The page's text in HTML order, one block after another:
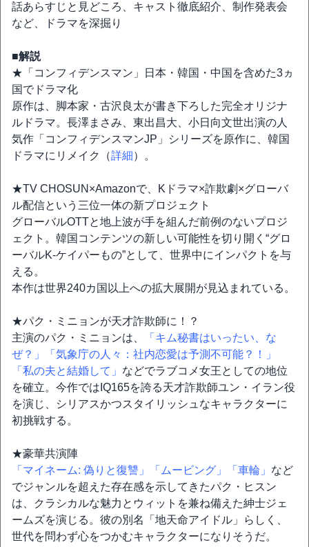
話あらすじと見どころ、キャスト徹底紹介、制作発表会
など、ドラマを深掘り
■解説
★「コンフィデンスマン」日本・韓国・中国を含めた3ヵ
国でドラマ化
原作は、脚本家・古沢良太が書き下ろした完全オリジナ
ルドラマ。長澤まさみ、東出昌大、小日向文世出演の人
気作「コンフィデンスマンJP」シリーズを原作に、韓国
ドラマにリメイク（詳細）。
★TV CHOSUN×Amazonで、Kドラマ×詐欺劇×グローバ
ル配信という三位一体の新プロジェクト
グローバルOTTと地上波が手を組んだ前例のないプロジ
ェクト。韓国コンテンツの新しい可能性を切り開く“グロ
ーバルK-ケイパーもの”として、世界中にインパクトを与
える。
本作は世界240カ国以上への拡大展開が見込まれている。
★パク・ミニョンが天才詐欺師に！？
主演のパク・ミニョンは、
「キム秘書はいったい、な
ぜ？」
「気象庁の人々：社内恋愛は予測不可能？！」
「私の夫と結婚して」 などでラブコメ女王としての地位
を確立。今作ではIQ165を誇る天才詐欺師ユン・イラン役
を演じ、シリアスかつスタイリッシュなキャラクターに
初挑戦する。
★豪華共演陣
「マイネーム: 偽りと復讐」
「ムービング」 「車輪」 など
でジャンルを超えた存在感を示してきたパク・ヒスン
は、クラシカルな魅力とウィットを兼ね備えた紳士ジェ
ームズを演じる。彼の別名「地天命アイドル」らしく、
世代を問わず心をつかむキャラクターになりそうだ。